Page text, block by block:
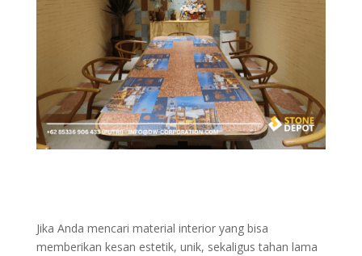
Jika Anda mencari material interior yang bisa
memberikan kesan estetik, unik, sekaligus tahan lama